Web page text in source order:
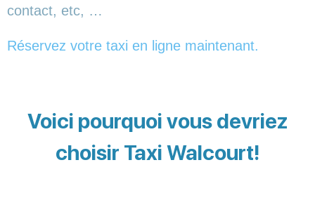
contact, etc, …
Réservez votre taxi en ligne maintenant.
Voici pourquoi vous devriez
choisir Taxi Walcourt!